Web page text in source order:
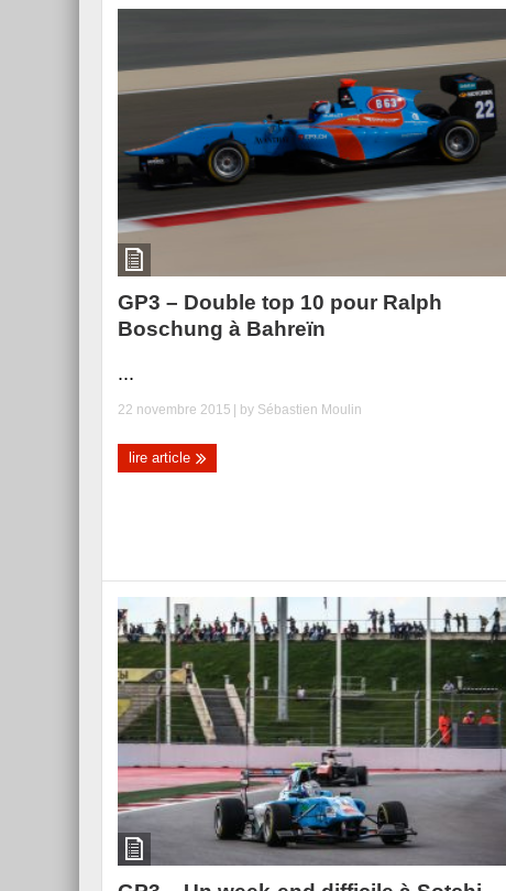
GP3 – Double top 10 pour Ralph
Boschung à Bahreïn
...
22 novembre 2015 | by Sébastien Moulin
lire article